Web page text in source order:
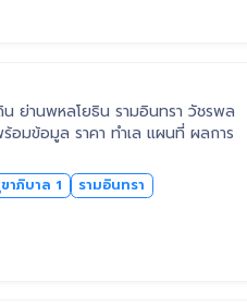
น ย่านพหลโยธิน รามอินทรา วัชรพล
อมข้อมูล ราคา ทำเล แผนที่ ผลการ
าภิบาล 1 รามอินทรา